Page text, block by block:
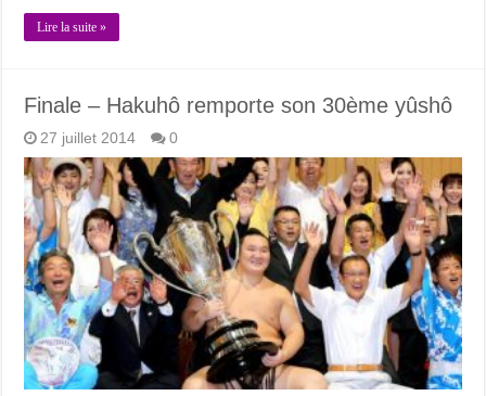
Lire la suite »
Finale – Hakuhô remporte son 30ème yûshô
27 juillet 2014 0